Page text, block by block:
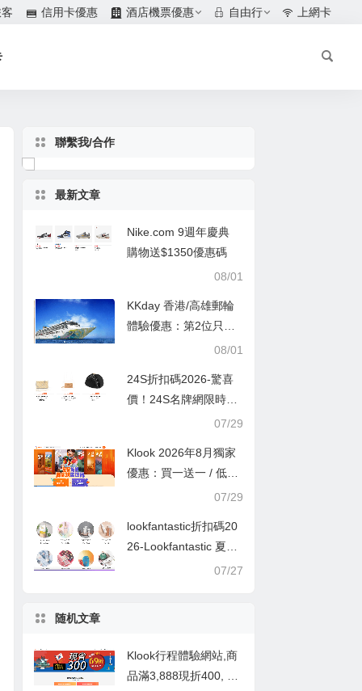
信用卡優惠 酒店機票優惠 自由行 上網卡
聯繫我/合作
最新文章
Nike.com 9週年慶典
購物送$1350優惠碼
08/01
KKday 香港/高雄郵輪
體驗優惠：第2位只需
08/01
24S折扣碼2026-驚喜
價！24S名牌網限時9
折！Louis Vuitton 精選
72折！
07/29
Klook 2026年8月獨家
優惠：買一送一 / 低至
07/29
lookfantastic折扣碼20
26-Lookfantastic 夏日
優惠低至65折優惠碼
07/27
随机文章
Klook行程體驗網站,商
品滿3,888現折400, 指